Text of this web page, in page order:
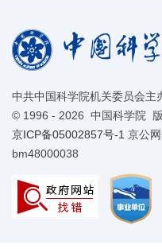
中共中国科学院机关委员会主
© 1996 - 2026 中国科学院
京ICP备05002857号-1 京公
bm48000038